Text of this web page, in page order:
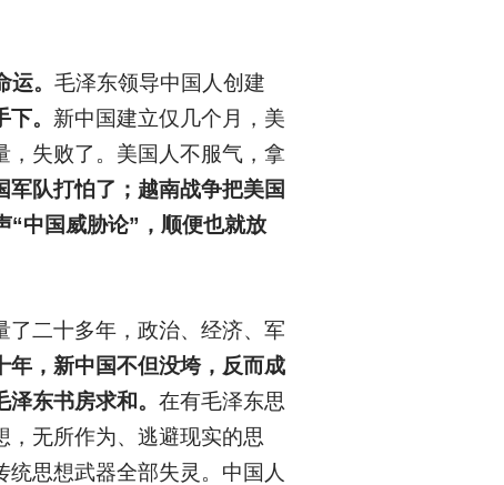
。 毛泽东领导中国人创建
。 新中国建立仅几个月，美
，失败了。美国人不服气，拿
军队打怕了；越南战争把美国
“中国威胁论”，顺便也就放
了二十多年，政治、经济、军
年，新中国不但没垮，反而成
东书房求和。 在有毛泽东思
无所作为、逃避现实的思
思想武器全部失灵。中国人